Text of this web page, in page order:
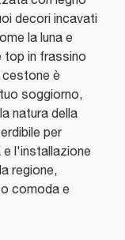
decori incavati
la luna e
top in frassino
cestone è
soggiorno,
natura della
per
e l'installazione
regione,
comoda e